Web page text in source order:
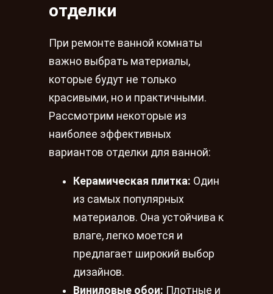
отделки
При ремонте ванной комнаты
важно выбрать материалы,
которые будут не только
красивыми, но и практичными.
Рассмотрим некоторые из
наиболее эффективных
вариантов отделки для ванной:
Керамическая плитка: Один
из самых популярных
материалов. Она устойчива к
влагe, легко моется и
предлагает широкий выбор
дизайнов.
Виниловые обои: Плотные и